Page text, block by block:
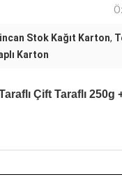
Stok Kağıt Karton,
Karton
Çift Taraflı